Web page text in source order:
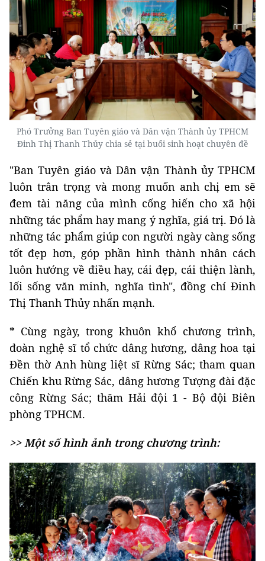
Phó Trưởng Ban Tuyên giáo và Dân vận Thành ủy TPHCM
Đinh Thị Thanh Thủy chia sẻ tại buổi sinh hoạt chuyên đề
"Ban Tuyên giáo và Dân vận Thành ủy TPHCM
luôn trân trọng và mong muốn anh chị em sẽ
đem tài năng của mình cống hiến cho xã hội
những tác phẩm hay mang ý nghĩa, giá trị. Đó là
những tác phẩm giúp con người ngày càng sống
tốt đẹp hơn, góp phần hình thành nhân cách
luôn hướng về điều hay, cái đẹp, cái thiện lành,
lối sống văn minh, nghĩa tình", đồng chí Đinh
Thị Thanh Thủy nhấn mạnh.
* Cùng ngày, trong khuôn khổ chương trình,
đoàn nghệ sĩ tổ chức dâng hương, dâng hoa tại
Đền thờ Anh hùng liệt sĩ Rừng Sác; tham quan
Chiến khu Rừng Sác, dâng hương Tượng đài đặc
công Rừng Sác; thăm Hải đội 1 - Bộ đội Biên
phòng TPHCM.
>> Một số hình ảnh trong chương trình: